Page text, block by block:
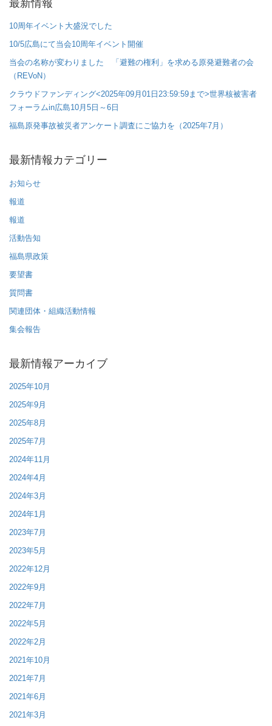
最新情報
10周年イベント大盛況でした
10/5広島にて当会10周年イベント開催
当会の名称が変わりました 「避難の権利」を求める原発避難者の会
（REVoN）
クラウドファンディング<2025年09月01日23:59:59まで>世界核被害者
フォーラムin広島10月5日～6日
福島原発事故被災者アンケート調査にご協力を（2025年7月）
最新情報カテゴリー
お知らせ
報道
報道
活動告知
福島県政策
要望書
質問書
関連団体・組織活動情報
集会報告
最新情報アーカイブ
2025年10月
2025年9月
2025年8月
2025年7月
2024年11月
2024年4月
2024年3月
2024年1月
2023年7月
2023年5月
2022年12月
2022年9月
2022年7月
2022年5月
2022年2月
2021年10月
2021年7月
2021年6月
2021年3月